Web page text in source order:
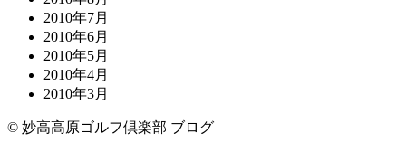
2010年7月
2010年6月
2010年5月
2010年4月
2010年3月
© 妙高高原ゴルフ倶楽部 ブログ